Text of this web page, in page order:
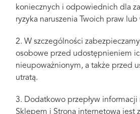
koniecznych i odpowiednich dla
ryzyka naruszenia Twoich praw lub
2. W szczególności
osobowe przed udostępnieniem
nieupoważnionym, a także przed
utratą.
3. Dodatkowo przepływ informacji
Sklepem i Stroną internetową jest